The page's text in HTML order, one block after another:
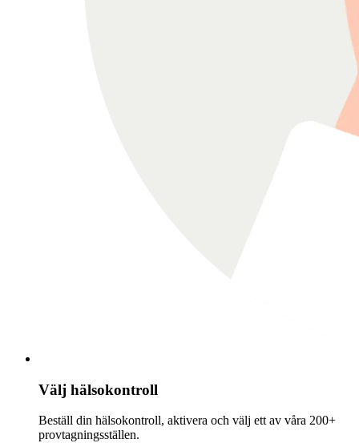
Välj hälsokontroll
Beställ din hälsokontroll, aktivera och välj ett av våra 200+
provtagningsställen.